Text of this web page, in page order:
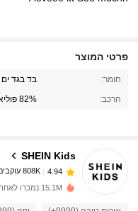
פרטי המוצר
חומר: בד בגד ים
הרכב: 82% פוליאסטר, 18% אלסטיין
SHEIN Kids
4.94
808K עוקבים
s***3
שילםלפני 11 שעות
15.1M נמכרו לאחרונה